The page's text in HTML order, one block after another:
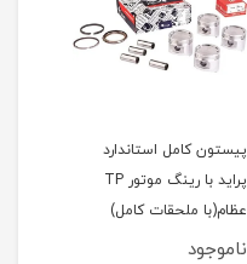
پیستون کامل استاندارد
پراید با رینگ موتور TP
عظام(با ملحقات کامل)
ناموجود